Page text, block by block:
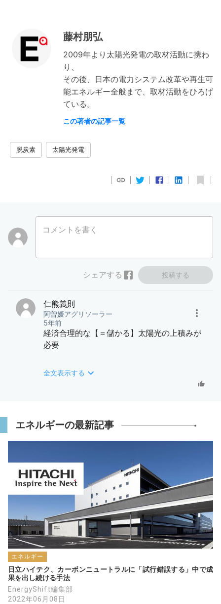
藤村朋弘
2009年より太陽光発電の取材活動に携わ
り、
その後、日本の電力システム改革や再生可
能エネルギー全般まで、取材活動をひろげ
ている。
この著者の記事一覧
脱炭素 太陽光発電
コメントを書く
投稿する
シェアする
仁熊義則
阿曽媛アグリソーラー
5年前
経済合理的な【＝儲かる】太陽光の上積みが
必要
46％達成への量不足を指摘する委員以上に、
私は日本の国力向上に貢献する補助金など不
小泉大臣主張の「公共部門、民間企業や住
宅での自家消費、地域共生型太陽光発電」で
５円／kWhを上回り、世界の再エネ電力生産
コスト５円／kWhから見て、環境省の「おま
まごと」であり、（雄大さんが言う）バイデ
ンさんの日本衰亡化策の術中です。
日本の年間エネルギー石油換算5億トン対
応には、太陽光設備だけでなら20億
kW（1GWの2000倍！）が必要であり、既存
す。私は、分散希薄型の特徴を生かせる安価
で広大な土地資源がある中山間地の零細農家
自身が儲かる太陽光発電は、現実的・安易な
全文表示する
エネルギーの最新記事
エネルギー
日立ハイテク、カーボンニュートラルに「試行錯誤する」中で成
果を出し続ける手法
EnergyShift編集部
2022年06月08日